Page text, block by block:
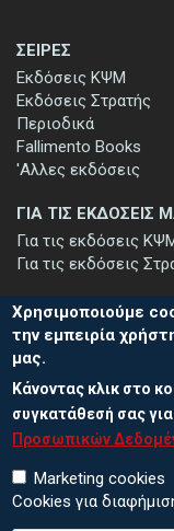
ΣΕΙΡΕΣ
Εκδόσεις ΚΨΜ
Εκδόσεις Στρατής
Περιοδικά
Fallimento Books
'Αλλες εκδόσεις
ΓΙΑ ΤΙΣ ΕΚΔΟΣΕΙΣ
Για τις εκδόσεις
Για τις εκδόσεις
ΕΓΓΡΑΦΗ ΣΤΟ
Μείνετε ενημερωμένοι
μας - εγγραφείτε στο
Χρησιμοποιούμε
την εμπειρία
μας.
Κάνοντας κλικ στο
συγκατάθεσή σας
Προσωπικών
Marketing cookies
Cookies για